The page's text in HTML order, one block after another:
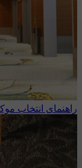
راهنمای انتخاب